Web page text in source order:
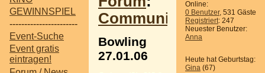
GEWINNSPIEL
-----------------------
Event-Suche
Event gratis
eintragen!
Online:
0 Benutzer, 531 Gäste
Registriert: 247
Neuester Benutzer:
Anna
Heute hat Geburtstag:
Gina (67)
Communitytreffen
Bowling
27.01.06